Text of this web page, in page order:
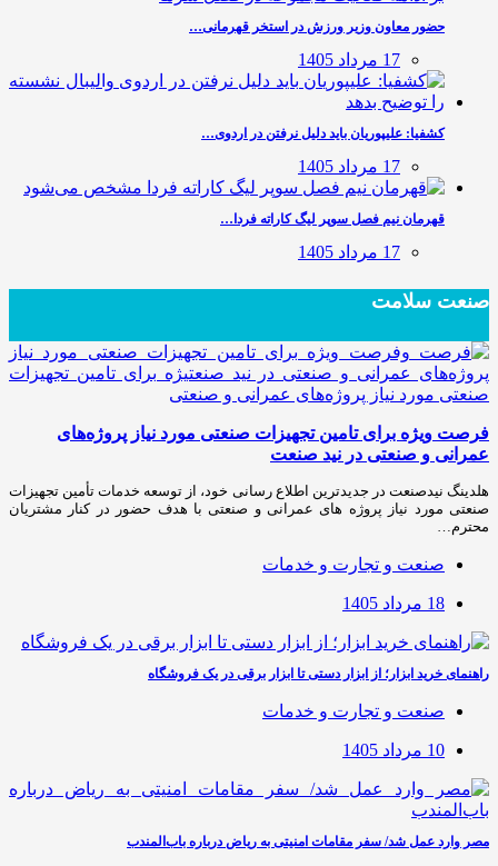
حضور معاون وزیر ورزش در استخر قهرمانی…
17 مرداد 1405
کشفیا: علیپوریان باید دلیل نرفتن در اردوی…
17 مرداد 1405
قهرمان نیم فصل سوپر لیگ کاراته فردا…
17 مرداد 1405
صنعت سلامت
فرصت ویژه برای تامین تجهیزات صنعتی مورد نیاز پروژه‌های
عمرانی و صنعتی در نید صنعت
هلدینگ نیدصنعت در جدیدترین اطلاع رسانی خود، از توسعه خدمات تأمین تجهیزات
صنعتی مورد نیاز پروژه های عمرانی و صنعتی با هدف حضور در کنار مشتریان
محترم…
صنعت و تجارت و خدمات
18 مرداد 1405
راهنمای خرید ابزار؛ از ابزار دستی تا ابزار برقی در یک فروشگاه
صنعت و تجارت و خدمات
10 مرداد 1405
مصر وارد عمل شد/ سفر مقامات امنیتی به ریاض درباره باب‌المندب